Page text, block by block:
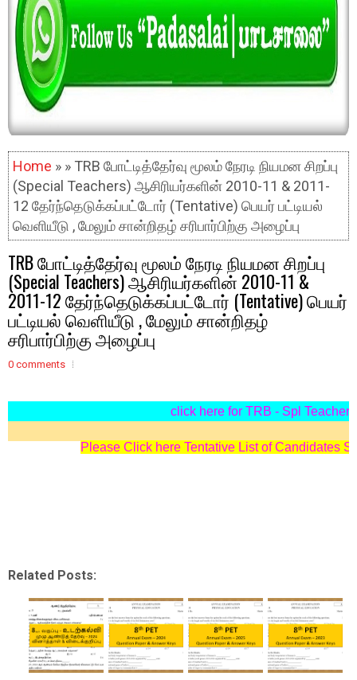
Home » » TRB போட்டித்தேர்வு மூலம் நேரடி நியமன சிறப்பு
(Special Teachers) ஆசிரியர்களின் 2010-11 & 2011-
12 தேர்ந்தெடுக்கப்பட்டோர் (Tentative) பெயர் பட்டியல்
வெளியீடு , மேலும் சான்றிதழ் சரிபார்பிற்கு அழைப்பு
TRB போட்டித்தேர்வு மூலம் நேரடி நியமன சிறப்பு
(Special Teachers) ஆசிரியர்களின் 2010-11 &
2011-12 தேர்ந்தெடுக்கப்பட்டோர் (Tentative) பெயர்
பட்டியல் வெளியீடு , மேலும் சான்றிதழ்
சரிபார்பிற்கு அழைப்பு
0 comments
click here for TRB - Spl
Please Click here Tentative List of Candidates
Related Posts: